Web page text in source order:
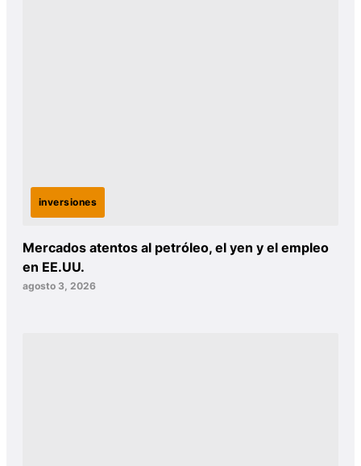
inversiones
Mercados atentos al petróleo, el yen y el empleo
en EE.UU.
agosto 3, 2026